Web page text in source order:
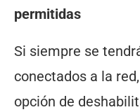
permitidas
Si siempre se
conectados a la
opción de